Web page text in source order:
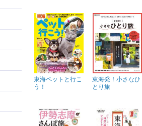
東海ペットと行こ
う！
東海発！小さなひ
とり旅